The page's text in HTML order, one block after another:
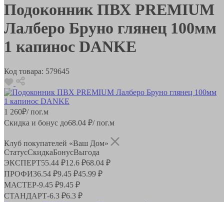
Подоконник ПВХ PREMIUM
Лалберо Бруно глянец 100мм
1 капинос DANKE
Код товара: 579645
1 260₽/ пог.м
Скидка и бонус до68.04 ₽/ пог.м
Клуб покупателей «Ваш Дом»
СтатусСкидкаБонусВыгода
ЭКСПЕРТ55.44 ₽12.6 ₽68.04 ₽
ПРОФИ36.54 ₽9.45 ₽45.99 ₽
МАСТЕР-9.45 ₽9.45 ₽
СТАНДАРТ-6.3 ₽6.3 ₽